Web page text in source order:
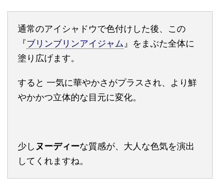
通常のアイシャドウで色付けした後、この
『ブリンブリンアイジャム』をまぶた全体に
塗り広げます。
すると 一気に華やかさがプラスされ、より鮮
やかかつ立体的な目元に変化。
少し ヌーディーな質感が、大人な色気を演出
してくれますね。